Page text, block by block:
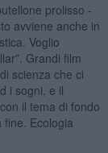
prolisso -
avviene anche in
Voglio
Grandi film
scienza che ci
i sogni, e il
il tema di fondo
Ecologia